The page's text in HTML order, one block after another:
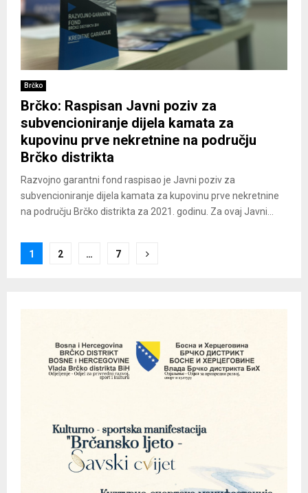
Brčko
Brčko: Raspisan Javni poziv za
subvencioniranje dijela kamata za
kupovinu prve nekretnine na području
Brčko distrikta
Razvojno garantni fond raspisao je Javni poziv za
subvencioniranje dijela kamata za kupovinu prve nekretnine
na području Brčko distrikta za 2021. godinu. Za ovaj Javni...
Posts
1 2 … 7